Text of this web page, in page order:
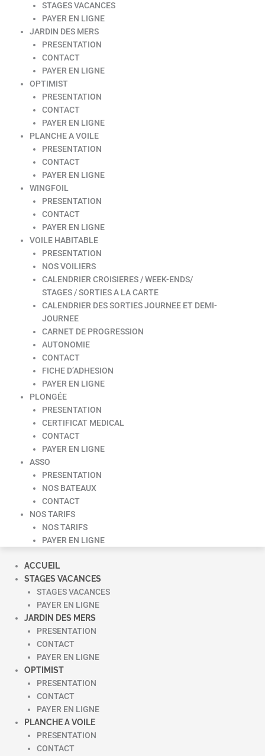
STAGES VACANCES
PAYER EN LIGNE
JARDIN DES MERS
PRESENTATION
CONTACT
PAYER EN LIGNE
OPTIMIST
PRESENTATION
CONTACT
PAYER EN LIGNE
PLANCHE A VOILE
PRESENTATION
CONTACT
PAYER EN LIGNE
WINGFOIL
PRESENTATION
CONTACT
PAYER EN LIGNE
VOILE HABITABLE
PRESENTATION
NOS VOILIERS
CALENDRIER CROISIERES / WEEK-ENDS/
STAGES / SORTIES A LA CARTE
CALENDRIER DES SORTIES JOURNEE ET DEMI-
JOURNEE
CARNET DE PROGRESSION
AUTONOMIE
CONTACT
FICHE D’ADHESION
PAYER EN LIGNE
PLONGÉE
PRESENTATION
CERTIFICAT MEDICAL
CONTACT
PAYER EN LIGNE
ASSO
PRESENTATION
NOS BATEAUX
CONTACT
NOS TARIFS
NOS TARIFS
PAYER EN LIGNE
ACCUEIL
STAGES VACANCES
STAGES VACANCES
PAYER EN LIGNE
JARDIN DES MERS
PRESENTATION
CONTACT
PAYER EN LIGNE
OPTIMIST
PRESENTATION
CONTACT
PAYER EN LIGNE
PLANCHE A VOILE
PRESENTATION
CONTACT